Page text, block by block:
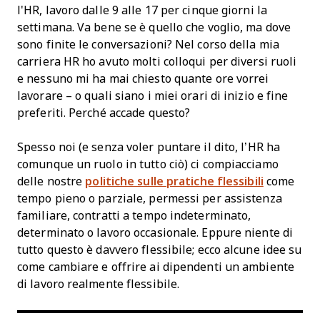
l'HR, lavoro dalle 9 alle 17 per cinque giorni la
settimana. Va bene se è quello che voglio, ma dove
sono finite le conversazioni? Nel corso della mia
carriera HR ho avuto molti colloqui per diversi ruoli
e nessuno mi ha mai chiesto quante ore vorrei
lavorare – o quali siano i miei orari di inizio e fine
preferiti. Perché accade questo?
Spesso noi (e senza voler puntare il dito, l’HR ha
comunque un ruolo in tutto ciò) ci compiacciamo
delle nostre politiche sulle pratiche flessibili come
tempo pieno o parziale, permessi per assistenza
familiare, contratti a tempo indeterminato,
determinato o lavoro occasionale. Eppure niente di
tutto questo è davvero flessibile; ecco alcune idee su
come cambiare e offrire ai dipendenti un ambiente
di lavoro realmente flessibile.